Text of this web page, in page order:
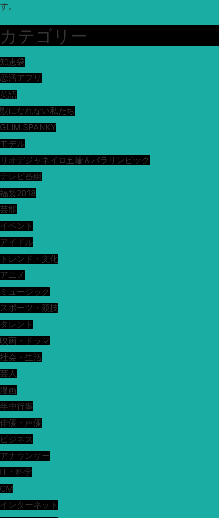
す。
カテゴリー
知恵袋
恋活アプリ
英語
獣になれない私たち
GLIM SPANKY
モデル
リオデジャネイロ五輪＆パラリンピック
テレビ番組
福袋2018
芸能
イベント
アイドル
トレンド・文化
アニメ
ミュージック
スポーツ・競技
タレント
映画・ドラマ
社会・生活
芸人
漫画
年中行事
俳優・声優
ビジネス
アナウンサー
IT・科学
CM
インターネット